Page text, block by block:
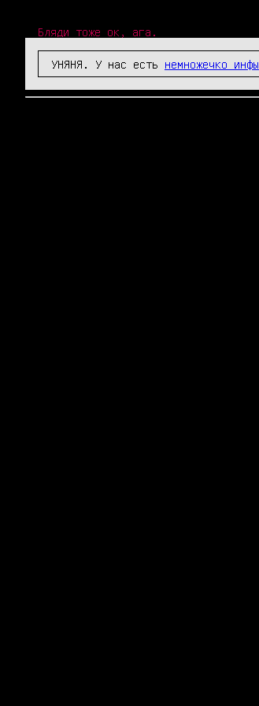
Бляди тоже ок, ага.
УНЯНЯ. У нас есть немножечко инфы